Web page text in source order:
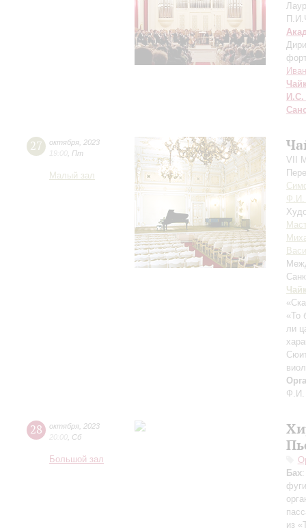
И.С.
27 октября 2023
19:00 Пт
Малый зал
VII
Ф.И.
«То
ли
Ф.И.
28 октября 2023
20:00 Сб
Большой зал
Бах
из